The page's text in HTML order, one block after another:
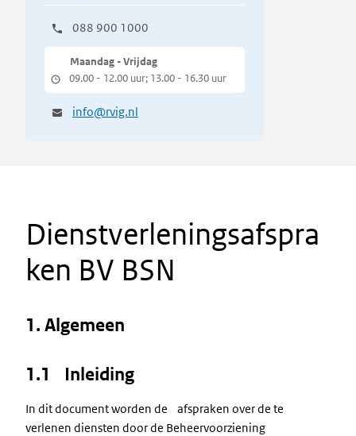
088 900 1000
Maandag - Vrijdag
09.00 - 12.00 uur; 13.00 - 16.30 uur
info@rvig.nl
Dienstverleningsafspra
ken BV BSN
1. Algemeen
1.1 Inleiding
In dit document worden de afspraken over de te
verlenen diensten door de Beheervoorziening